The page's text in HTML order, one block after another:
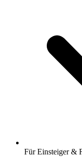
Für Einsteiger &